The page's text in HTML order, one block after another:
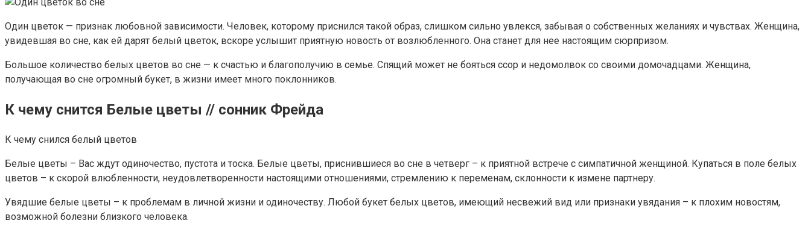
Один цветок — признак любовной зависимости. Человек, которому приснился такой образ, слишком сильно увлекся, забывая о собственных желаниях и чувствах. Женщина,
увидевшая во сне, как ей дарят белый цветок, вскоре услышит приятную новость от возлюбленного. Она станет для нее настоящим сюрпризом.
Большое количество белых цветов во сне — к счастью и благополучию в семье. Спящий может не бояться ссор и недомолвок со своими домочадцами. Женщина,
получающая во сне огромный букет, в жизни имеет много поклонников.
К чему снится Белые цветы // сонник Фрейда
К чему снился белый цветов
Белые цветы – Вас ждут одиночество, пустота и тоска. Белые цветы, приснившиеся во сне в четверг – к приятной встрече с симпатичной женщиной. Купаться в поле белых
цветов – к скорой влюбленности, неудовлетворенности настоящими отношениями, стремлению к переменам, склонности к измене партнеру.
Увядшие белые цветы – к проблемам в личной жизни и одиночеству. Любой букет белых цветов, имеющий несвежий вид или признаки увядания – к плохим новостям,
возможной болезни близкого человека.